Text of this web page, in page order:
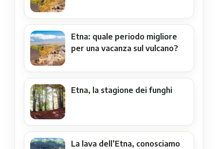
Etna: quale periodo migliore
per una vacanza sul vulcano?
Etna, la stagione dei funghi
La lava dell’Etna, conosciamo